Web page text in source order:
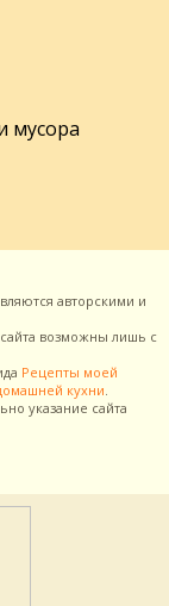
мусора
авторскими и
возможны лишь с
Рецепты моей
кухни.
указание сайта